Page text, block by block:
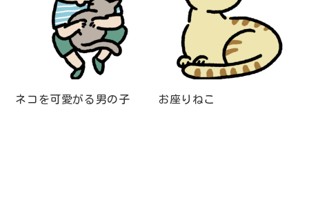
ネコを可愛がる男の子 お座りねこ